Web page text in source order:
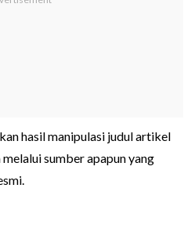
hasil manipulasi judul artikel
sumber apapun yang